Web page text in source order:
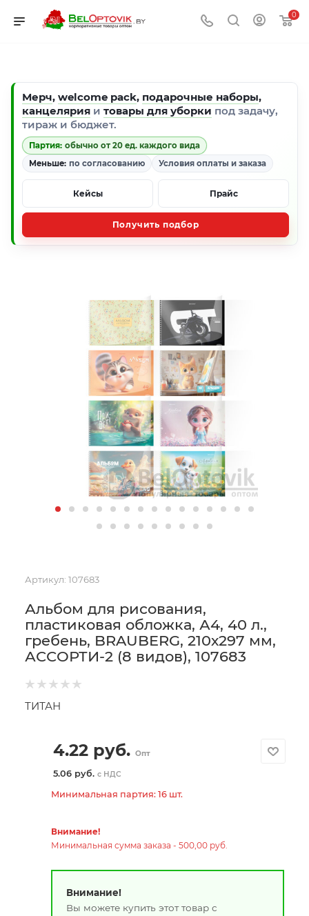
0
Мерч, welcome pack, подарочные наборы,
канцелярия и товары для уборки под задачу,
тираж и бюджет.
Партия: обычно от 20 ед. каждого вида
Меньше: по согласованию Условия оплаты и заказа
Кейсы Прайс
Получить подбор
Артикул: 107683
Альбом для рисования,
пластиковая обложка, А4, 40 л.,
гребень, BRAUBERG, 210х297 мм,
АССОРТИ-2 (8 видов), 107683
ТИТАН
4.22руб. Опт
5.06 руб. с НДС
Минимальная партия: 16 шт.
Внимание!
Минимальная сумма заказа - 500,00 руб.
Внимание!
Вы можете купить этот товар с